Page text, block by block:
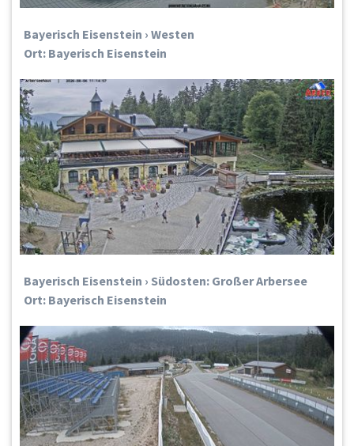
Bayerisch Eisenstein › Westen
Ort: Bayerisch Eisenstein
Bayerisch Eisenstein › Südosten: Großer Arbersee
Ort: Bayerisch Eisenstein